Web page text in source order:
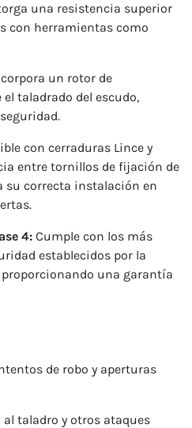
una resistencia superior
con herramientas como
un rotor de
taladrado del escudo,
con cerraduras Lince y
entre tornillos de fijación de
su correcta instalación en
4: Cumple con los más
establecidos por la
proporcionando una garantía
de robo y aperturas
taladro y otros ataques